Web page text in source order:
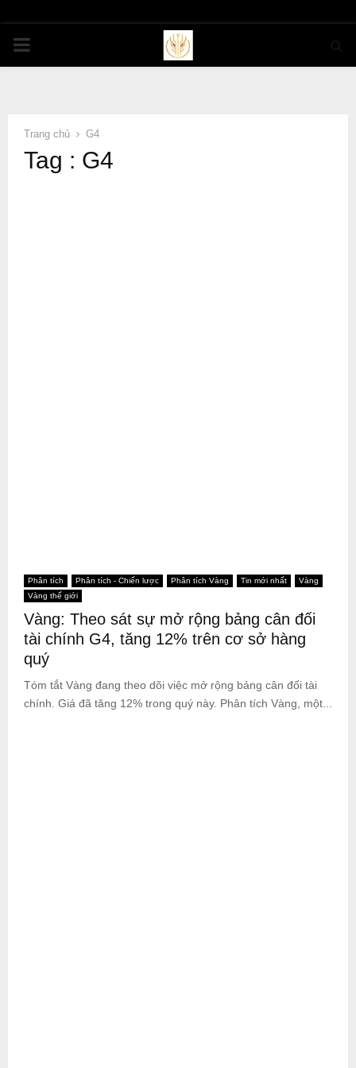
PRIMARY
Trang chủ G4
Tag : G4
Phân tích Phân tích - Chiến lược Phân tích Vàng Tin mới nhất
Vàng
Vàng thế giới
Vàng: Theo sát sự mở rộng bảng cân đối
tài chính G4, tăng 12% trên cơ sở hàng
quý
Tóm tắt Vàng đang theo dõi việc mở rộng bảng cân đối tài
chính. Giá đã tăng 12% trong quý này. Phân tích Vàng, một...